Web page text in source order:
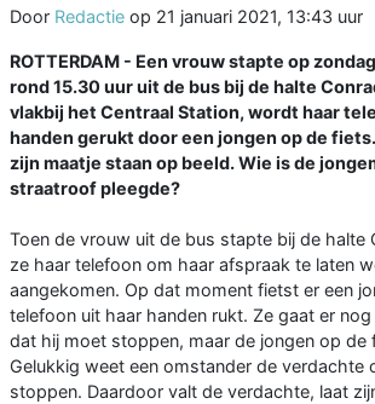
Door Redactie op 21 januari 2021, 13:43 uur
ROTTERDAM - Een vrouw stapte op
rond 15.30 uur uit de bus bij de halte
vlakbij het Centraal Station, wordt haar
handen gerukt door een jongen op de
zijn maatje staan op beeld. Wie is de
straatroof pleegde?
Toen de vrouw uit de bus stapte bij de halte
ze haar telefoon om haar afspraak te laten
aangekomen. Op dat moment fietst er een
telefoon uit haar handen rukt. Ze gaat er
dat hij moet stoppen, maar de jongen op de
Gelukkig weet een omstander de verdachte
stoppen. Daardoor valt de verdachte, laat